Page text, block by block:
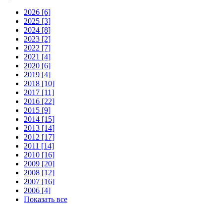
2026 [6]
2025 [3]
2024 [8]
2023 [2]
2022 [7]
2021 [4]
2020 [6]
2019 [4]
2018 [10]
2017 [11]
2016 [22]
2015 [9]
2014 [15]
2013 [14]
2012 [17]
2011 [14]
2010 [16]
2009 [20]
2008 [12]
2007 [16]
2006 [4]
Показать все